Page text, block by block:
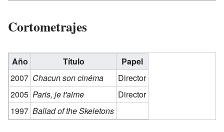
Cortometrajes
Año Título
Papel
2007 Chacun son cinéma
Director
2005 Paris, je t'aime
Director
1997 Ballad of the Skeletons